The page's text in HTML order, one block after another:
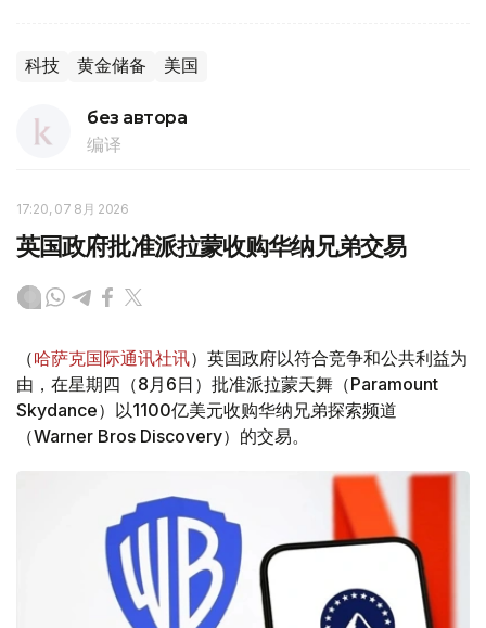
科技 黄金储备 美国
без автора
编译
17:20, 07 8月 2026
英国政府批准派拉蒙收购华纳兄弟交易
（哈萨克国际通讯社讯）英国政府以符合竞争和公共利益为
由，在星期四（8月6日）批准派拉蒙天舞（Paramount
Skydance）以1100亿美元收购华纳兄弟探索频道
（Warner Bros Discovery）的交易。